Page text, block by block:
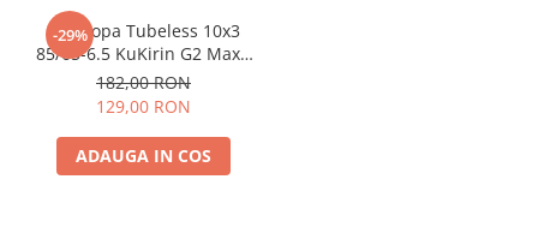
-29%
Anvelopa Tubeless 10x3
85/65-6.5 KuKirin G2 Max /
G2 Master 2024
182,00 RON
129,00 RON
ADAUGA IN COS